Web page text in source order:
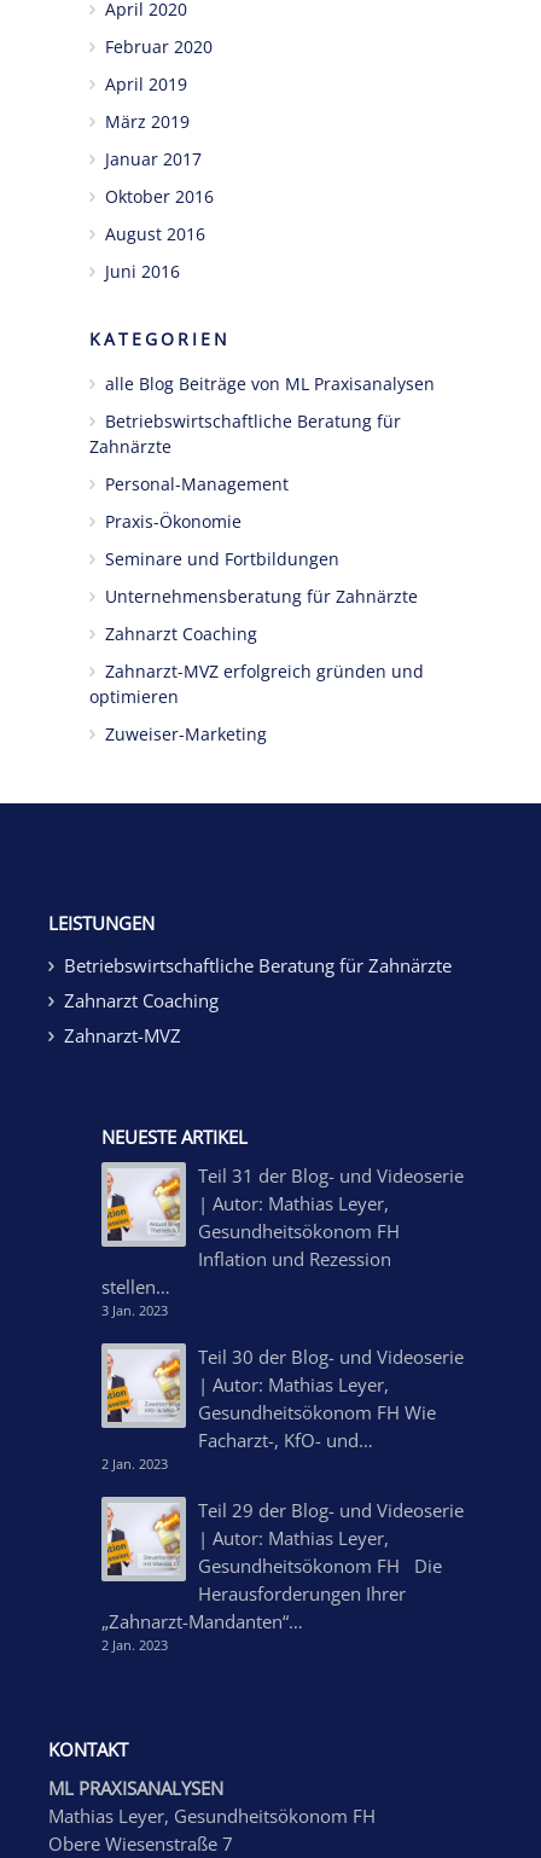
April 2020
Februar 2020
April 2019
März 2019
Januar 2017
Oktober 2016
August 2016
Juni 2016
KATEGORIEN
alle Blog Beiträge von ML Praxisanalysen
Betriebswirtschaftliche Beratung für
Zahnärzte
Personal-Management
Praxis-Ökonomie
Seminare und Fortbildungen
Unternehmensberatung für Zahnärzte
Zahnarzt Coaching
Zahnarzt-MVZ erfolgreich gründen und
optimieren
Zuweiser-Marketing
LEISTUNGEN
Betriebswirtschaftliche Beratung für Zahnärzte
Zahnarzt Coaching
Zahnarzt-MVZ
NEUESTE ARTIKEL
Teil 31 der Blog- und Videoserie
| Autor: Mathias Leyer,
Gesundheitsökonom FH
Inflation und Rezession
stellen…
3 Jan. 2023
Teil 30 der Blog- und Videoserie
| Autor: Mathias Leyer,
Gesundheitsökonom FH Wie
Facharzt-, KfO- und…
2 Jan. 2023
Teil 29 der Blog- und Videoserie
| Autor: Mathias Leyer,
Gesundheitsökonom FH Die
Herausforderungen Ihrer
„Zahnarzt-Mandanten“…
2 Jan. 2023
KONTAKT
ML PRAXISANALYSEN
Mathias Leyer, Gesundheitsökonom FH
Obere Wiesenstraße 7